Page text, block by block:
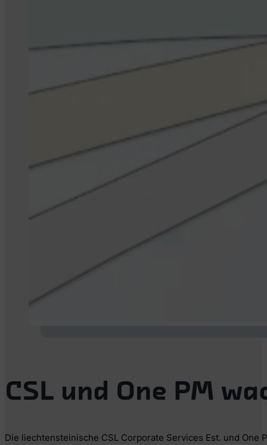
CSL und One PM
Die liechtensteinische CSL Corporate Services Est. und One